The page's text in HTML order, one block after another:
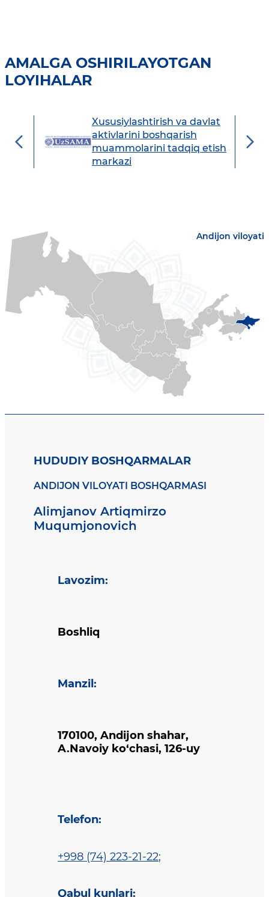
AMALGA OSHIRILAYOTGAN
LOYIHALAR
Xususiylashtirish va davlat
aktivlarini boshqarish
muammolarini tadqiq etish
markazi
Andijon viloyati
HUDUDIY BOSHQARMALAR
ANDIJON VILOYATI BOSHQARMASI
Alimjanov Artiqmirzo
Muqumjonovich
Lavozim:
Boshliq
Manzil :
170100, Andijon shahar,
A.Navoiy ko‘chasi, 126-uy
Telefon:
+998 (74) 223-21-22;
Qabul kunlari: